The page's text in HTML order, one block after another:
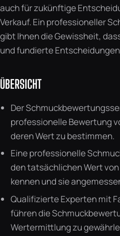
auch für zukünftige
Verkauf. Ein professioneller
gibt Ihnen die Gewissheit,
und fundierte
ÜBERSICHT
Der
professionelle Bewertung
deren Wert zu bestimmen.
Eine professionelle
den tatsächlichen Wert
kennen und sie
Qualifizierte Experten mit
führen die
Wertermittlung zu